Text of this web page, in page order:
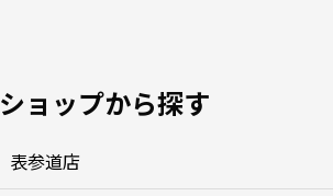
ショップから探す
表参道店